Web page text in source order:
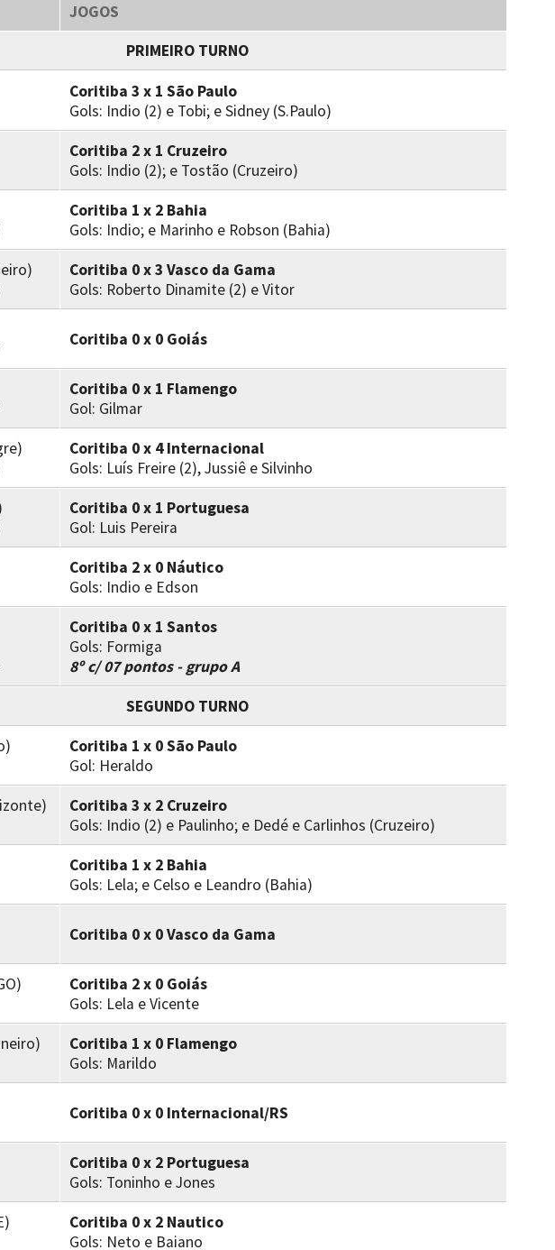
JOGOS
PRIMEIRO TURNO
Coritiba 3 x 1 São Paulo
Gols: Indio (2) e Tobi; e Sidney (S.Paulo)
Coritiba 2 x 1 Cruzeiro
Gols: Indio (2); e Tostão (Cruzeiro)
Coritiba 1 x 2 Bahia
Gols: Indio; e Marinho e Robson (Bahia)
Coritiba 0 x 3 Vasco da Gama
Gols: Roberto Dinamite (2) e Vitor
Coritiba 0 x 0 Goiás
Coritiba 0 x 1 Flamengo
Gol: Gilmar
Coritiba 0 x 4 Internacional
Gols: Luís Freire (2), Jussiê e Silvinho
Coritiba 0 x 1 Portuguesa
Gol: Luis Pereira
Coritiba 2 x 0 Náutico
Gols: Indio e Edson
Coritiba 0 x 1 Santos
Gols: Formiga
8º c/ 07 pontos - grupo A
SEGUNDO TURNO
Coritiba 1 x 0 São Paulo
Gol: Heraldo
Coritiba 3 x 2 Cruzeiro
Gols: Indio (2) e Paulinho; e Dedé e Carlinhos (Cruzeiro)
Coritiba 1 x 2 Bahia
Gols: Lela; e Celso e Leandro (Bahia)
Coritiba 0 x 0 Vasco da Gama
Coritiba 2 x 0 Goiás
Gols: Lela e Vicente
Coritiba 1 x 0 Flamengo
Gols: Marildo
Coritiba 0 x 0 Internacional/RS
Coritiba 0 x 2 Portuguesa
Gols: Toninho e Jones
Coritiba 0 x 2 Nautico
Gols: Neto e Baiano